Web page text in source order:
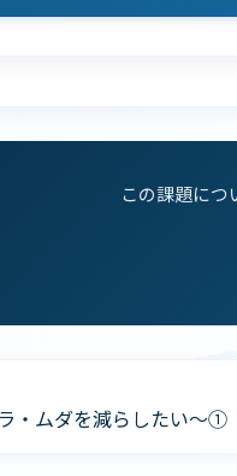
この課題につ
・ムダを減らしたい～①